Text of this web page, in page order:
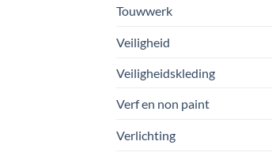
Touwwerk
Veiligheid
Veiligheidskleding
Verf en non paint
Verlichting